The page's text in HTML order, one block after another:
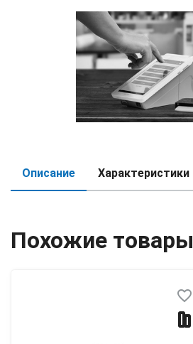
Описание Характеристики
Похожие товары
favorite_border